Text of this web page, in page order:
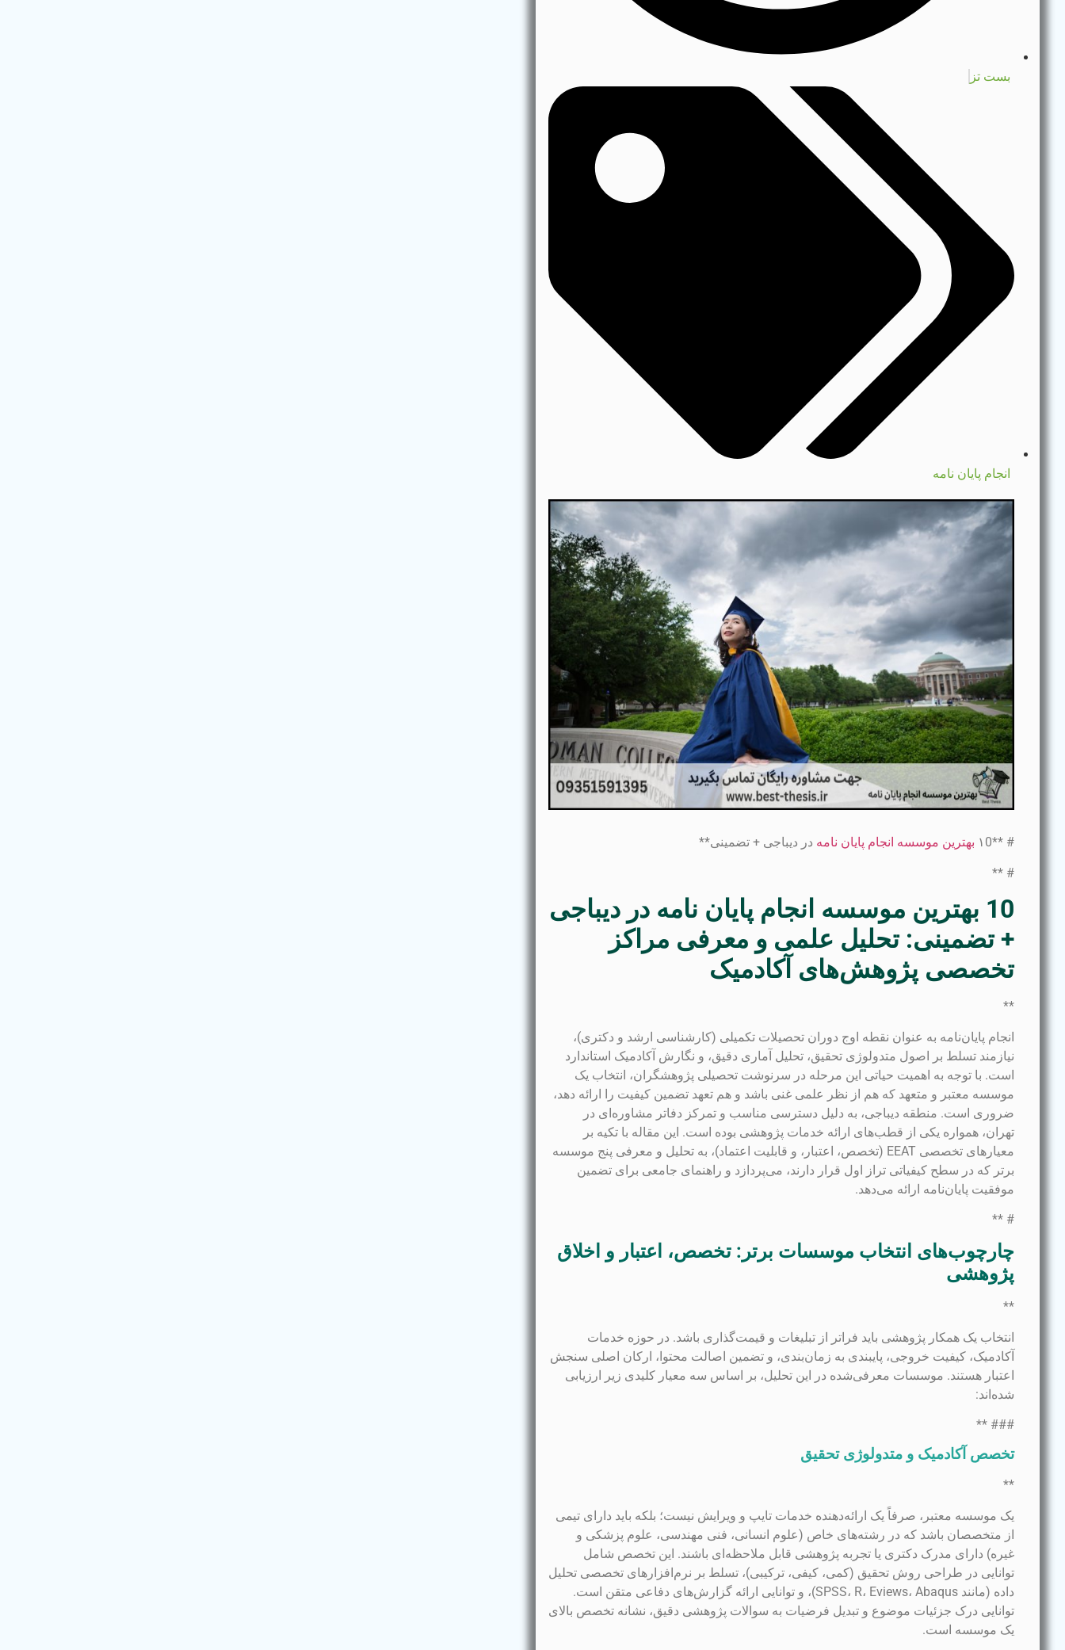
بست تز
انجام پایان نامه
# **۱0 بهترین موسسه انجام پایان نامه در دیباجی + تضمینی**
# **
10 بهترین موسسه انجام پایان نامه در دیباجی
+ تضمینی: تحلیل علمی و معرفی مراکز
تخصصی پژوهش‌های آکادمیک
**
انجام پایان‌نامه به عنوان نقطه اوج دوران تحصیلات تکمیلی (کارشناسی ارشد و دکتری)،
نیازمند تسلط بر اصول متدولوژی تحقیق، تحلیل آماری دقیق، و نگارش آکادمیک استاندارد
است. با توجه به اهمیت حیاتی این مرحله در سرنوشت تحصیلی پژوهشگران، انتخاب یک
موسسه معتبر و متعهد که هم از نظر علمی غنی باشد و هم تعهد تضمین کیفیت را ارائه دهد،
ضروری است. منطقه دیباجی، به دلیل دسترسی مناسب و تمرکز دفاتر مشاوره‌ای در
تهران، همواره یکی از قطب‌های ارائه خدمات پژوهشی بوده است. این مقاله با تکیه بر
معیارهای تخصصی EEAT (تخصص، اعتبار، و قابلیت اعتماد)، به تحلیل و معرفی پنج موسسه
برتر که در سطح کیفیاتی تراز اول قرار دارند، می‌پردازد و راهنمای جامعی برای تضمین
موفقیت پایان‌نامه ارائه می‌دهد.
# **
چارچوب‌های انتخاب موسسات برتر: تخصص، اعتبار و اخلاق
پژوهشی
**
انتخاب یک همکار پژوهشی باید فراتر از تبلیغات و قیمت‌گذاری باشد. در حوزه خدمات
آکادمیک، کیفیت خروجی، پایبندی به زمان‌بندی، و تضمین اصالت محتوا، ارکان اصلی سنجش
اعتبار هستند. موسسات معرفی‌شده در این تحلیل، بر اساس سه معیار کلیدی زیر ارزیابی
شده‌اند:
### **
تخصص آکادمیک و متدولوژی تحقیق
**
یک موسسه معتبر، صرفاً یک ارائه‌دهنده خدمات تایپ و ویرایش نیست؛ بلکه باید دارای تیمی
از متخصصان باشد که در رشته‌های خاص (علوم انسانی، فنی مهندسی، علوم پزشکی و
غیره) دارای مدرک دکتری یا تجربه پژوهشی قابل ملاحظه‌ای باشند. این تخصص شامل
توانایی در طراحی روش تحقیق (کمی، کیفی، ترکیبی)، تسلط بر نرم‌افزارهای تخصصی تحلیل
داده (مانند SPSS، R، Eviews، Abaqus)، و توانایی ارائه گزارش‌های دفاعی متقن است.
توانایی درک جزئیات موضوع و تبدیل فرضیات به سوالات پژوهشی دقیق، نشانه تخصص بالای
یک موسسه است.